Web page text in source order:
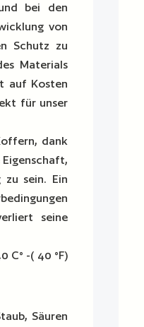
bei den
von
Schutz zu
Materials
auf Kosten
für unser
dank
sein. Ein
seine
C° -( 40 °F)
Säuren